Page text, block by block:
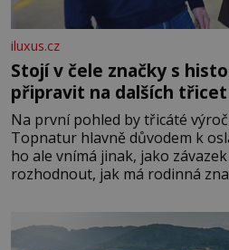
iluxus.cz
Stojí v čele značky s
připravit na dalších
Na první pohled by třicáté
Topnatur hlavně důvodem k
ho ale vnímá jinak, jako
rozhodnout, jak má rodinná